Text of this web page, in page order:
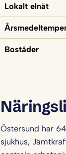
Lokalt elnät
Bostäder
Östersund har
sjukhus,